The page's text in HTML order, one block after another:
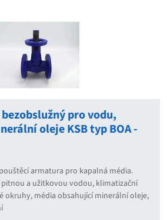
pro vodu,
oleje KSB typ BOA -
armatura pro kapalná média.
a užitkovou vodou, klimatizační
okruhy, média obsahující minerální oleje,